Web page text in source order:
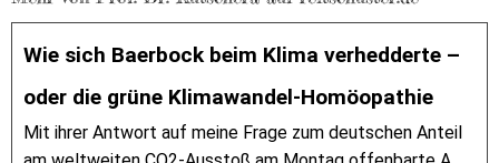
Wie sich Baerbock beim Klima verhedderte –
oder die grüne Klimawandel-Homöopathie
Mit ihrer Antwort auf meine Frage zum deutschen Anteil